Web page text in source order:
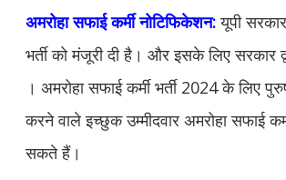
अमरोहा सफाई कर्मी नोटिफिकेशन:यूपी
भर्ती को मंजूरी दी है। और इसके लिए सरकार
। अमरोहा सफाई कर्मी भर्ती 2024 के
करने वाले इच्छुक उम्मीदवार अमरोहा सफाई
सकते हैं।